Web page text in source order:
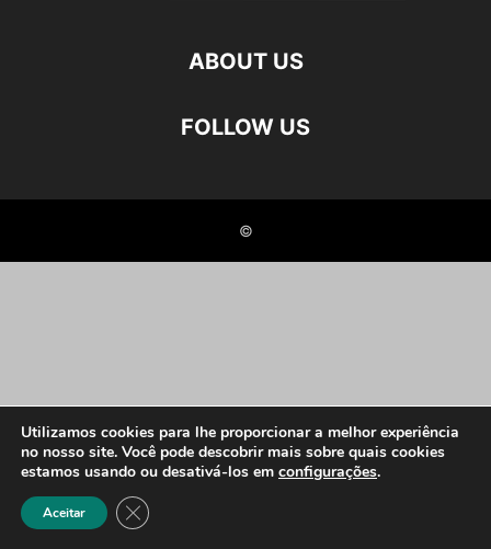
ABOUT US
FOLLOW US
©
Utilizamos cookies para lhe proporcionar a melhor experiência
no nosso site. Você pode descobrir mais sobre quais cookies
estamos usando ou desativá-los em configurações.
Aceitar Close GDPR Cookie Banner